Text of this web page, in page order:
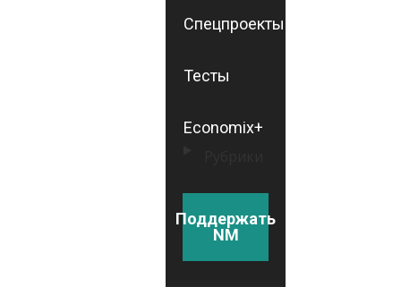
Спецпроекты
Тесты
Economix+
Поддержать
NM